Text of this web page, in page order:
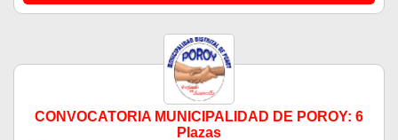
CONVOCATORIA MUNICIPALIDAD DE POROY: 6
Plazas